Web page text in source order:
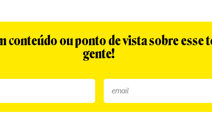
conteúdo ou ponto de vista sobre esse
gente!